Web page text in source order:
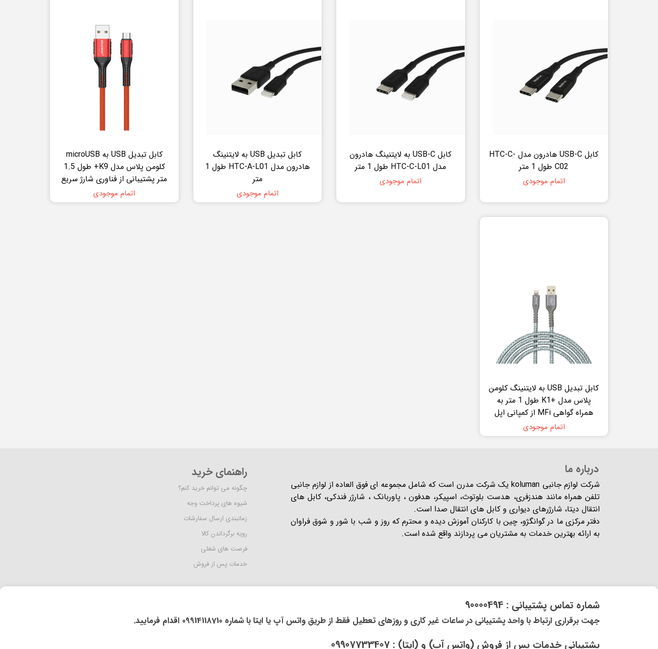
کابل USB-C هادرون مدل HTC-C-
C02 طول 1 متر
اتمام موجودی
کابل USB-C به لایتنینگ هادرون
مدل HTC-C-L01 طول 1 متر
اتمام موجودی
کابل تبدیل USB به لایتنینگ
هادرون مدل HTC-A-L01 طول 1
متر
اتمام موجودی
کابل تبدیل USB به microUSB
کلومن پلاس مدل K9+ طول 1.5
متر پشتیبانی از فناوری شارژ سریع
اتمام موجودی
کابل تبدیل USB به لایتنینگ کلومن
پلاس مدل +K1 طول 1 متر به
همراه گواهی MFi از کمپانی اپل
اتمام موجودی
درباره ما
شرکت لوازم جانبی koluman یک شرکت مدرن است که شامل مجموعه ای فوق العاده از لوازم جانبی
تلفن همراه مانند هندزفری، هدست بلوتوث، اسپیکر، هدفون ، پاوربانک ، شارژر فندکی، کابل های
انتقال دیتا، شارژرهای دیواری و کابل های انتقال صدا است.
دفتر مرکزی ما در گوانگژو، چین با کارکنان آموزش دیده و محترم که روز و شب با شور و شوق فراوان
به ارائه بهترین خدمات به مشتریان می پردازند واقع شده است​​​​​​​.
راهنمای خرید
چگونه می توانم خرید کنم؟
شیوه های پرداخت وجه
زمانبندی ارسال سفارشات
رویه برگرداندن کالا
فرصت های شغلی
خدمات پس از فروش
​شماره تماس پشتیبانی : 90000494
​​جهت برقراری ارتباط با واحد پشتیبانی در ساعات غیر کاری و روزهای تعطیل فقط از طریق واتس آپ یا ایتا با شماره 09914118710 اقدام فرمایید.
​پشتیبانی خدمات پس از فروش (واتس آپ) و (ایتا) : 09907733407